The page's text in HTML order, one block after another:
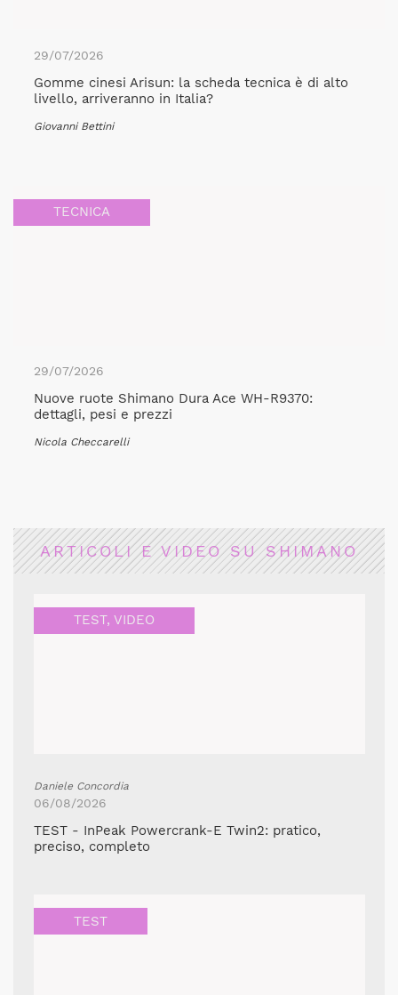
29/07/2026
Gomme cinesi Arisun: la scheda tecnica è di alto
livello, arriveranno in Italia?
Giovanni Bettini
TECNICA
29/07/2026
Nuove ruote Shimano Dura Ace WH-R9370:
dettagli, pesi e prezzi
Nicola Checcarelli
ARTICOLI E VIDEO SU SHIMANO
TEST, VIDEO
Daniele Concordia
06/08/2026
TEST - InPeak Powercrank-E Twin2: pratico,
preciso, completo
TEST